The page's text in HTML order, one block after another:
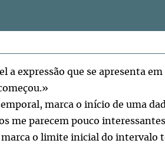
a expressão que se apresenta em
marca o início de uma
me parecem pouco
o limite inicial do intervalo